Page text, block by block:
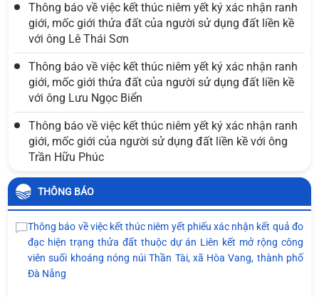
Thông báo về việc kết thúc niêm yết ký xác nhận ranh
giới, mốc giới thửa đất của người sử dụng đất liền kề
với ông Lê Thái Sơn
Thông báo về việc kết thúc niêm yết ký xác nhận ranh
giới, mốc giới thửa đất của người sử dụng đất liền kề
với ông Lưu Ngọc Biển
Thông báo về việc kết thúc niêm yết ký xác nhận ranh
giới, mốc giới của người sử dụng đất liền kề với ông
Trần Hữu Phúc
THÔNG BÁO
Thông báo về việc kết thúc niêm yết phiếu xác nhận kết quả đo
đạc hiện trạng thửa đất thuộc dự án Liên kết mở rộng công
viên suối khoáng nóng núi Thần Tài, xã Hòa Vang, thành phố
Đà Nẵng